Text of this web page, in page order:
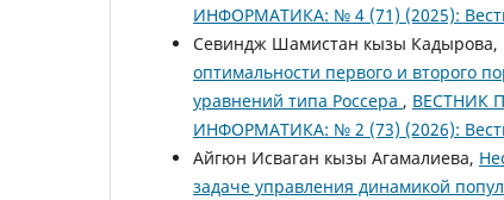
ИНФОРМАТИКА: № 4 (71) (2025):
Севиндж Шамистан кызы
оптимальности первого и второго
уравнений типа Россера , ВЕСТНИК
ИНФОРМАТИКА: № 2 (73) (2026):
Айгюн Исваган кызы Агамалиева,
задаче управления динамикой